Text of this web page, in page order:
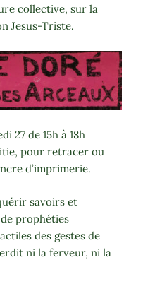
collective, sur la
Jesus-Triste.
27 de 15h à 18h
pour retracer ou
d’imprimerie.
savoirs et
prophéties
des gestes de
ni la ferveur, ni la